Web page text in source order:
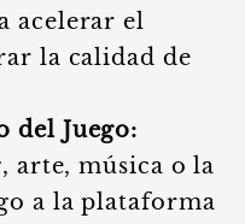
acelerar el
la calidad de
del Juego:
arte, música o la
a la plataforma